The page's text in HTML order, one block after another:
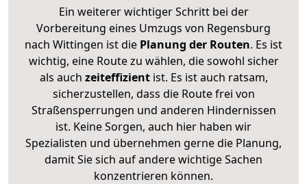
Ein weiterer wichtiger Schritt bei der
Vorbereitung eines Umzugs von Regensburg
nach Wittingen ist die Planung der Routen. Es ist
wichtig, eine Route zu wählen, die sowohl sicher
als auch zeiteffizientist. Es ist auch ratsam,
sicherzustellen, dass die Route frei von
Straßensperrungen und anderen Hindernissen
ist. Keine Sorgen, auch hier haben wir
Spezialisten und übernehmen gerne die Planung,
damit Sie sich auf andere wichtige Sachen
konzentrieren können.